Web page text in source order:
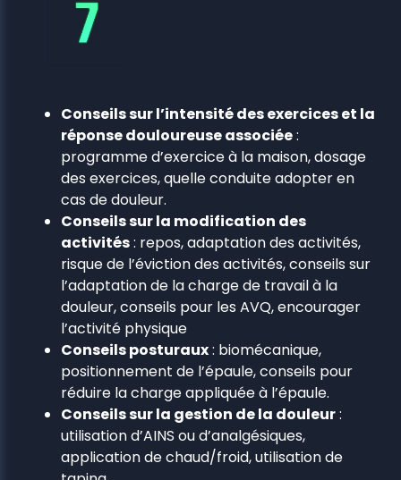
Conseils sur l’intensité des exercices et la
réponse douloureuse associée:
programme d’exercice à la maison, dosage
des exercices, quelle conduite adopter en
cas de douleur.
Conseils sur la modification des
activités: repos, adaptation des activités,
risque de l’éviction des activités, conseils sur
l’adaptation de la charge de travail à la
douleur, conseils pour les AVQ, encourager
l’activité physique
Conseils posturaux: biomécanique,
positionnement de l’épaule, conseils pour
réduire la charge appliquée à l’épaule.
Conseils sur la gestion de la douleur:
utilisation d’AINS ou d’analgésiques,
application de chaud/froid, utilisation de